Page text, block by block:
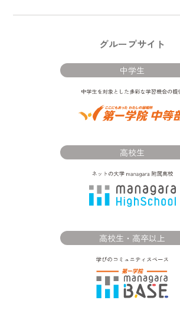
グループサイト
中学生
高校生
高校生・高卒以上